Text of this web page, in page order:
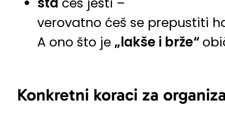
verovatno ćeš se prepustiti
A ono što je„lakše i brže“
Konkretni koraci za